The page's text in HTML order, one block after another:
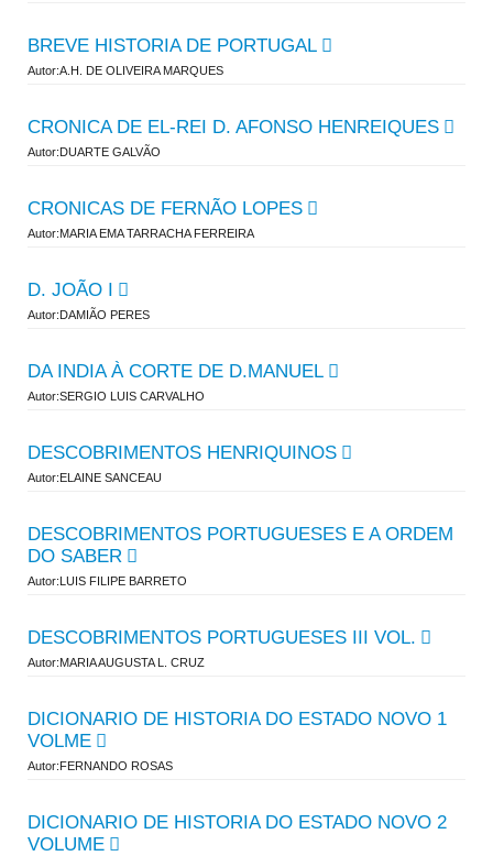
BREVE HISTORIA DE PORTUGAL
Autor:A.H. DE OLIVEIRA MARQUES
CRONICA DE EL-REI D. AFONSO HENREIQUES
Autor:DUARTE GALVÃO
CRONICAS DE FERNÃO LOPES
Autor:MARIA EMA TARRACHA FERREIRA
D. JOÃO I
Autor:DAMIÃO PERES
DA INDIA À CORTE DE D.MANUEL
Autor:SERGIO LUIS CARVALHO
DESCOBRIMENTOS HENRIQUINOS
Autor:ELAINE SANCEAU
DESCOBRIMENTOS PORTUGUESES E A ORDEM
DO SABER
Autor:LUIS FILIPE BARRETO
DESCOBRIMENTOS PORTUGUESES III VOL.
Autor:MARIA AUGUSTA L. CRUZ
DICIONARIO DE HISTORIA DO ESTADO NOVO 1
VOLME
Autor:FERNANDO ROSAS
DICIONARIO DE HISTORIA DO ESTADO NOVO 2
VOLUME